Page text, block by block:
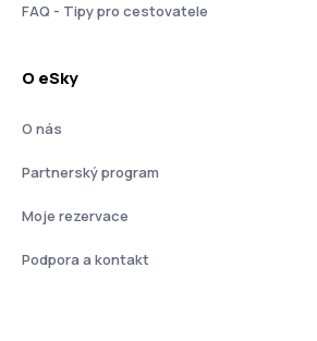
FAQ - Tipy pro cestovatele
O eSky
O nás
Partnerský program
Moje rezervace
Podpora a kontakt